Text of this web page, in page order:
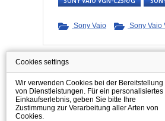
Sony Vaio Sony Vaio
Information
Über Shopping
Versand
Cookies settings
Wir verwenden Cookies bei der Bereitstellung
von Dienstleistungen. Für ein personalisiertes
Einkaufserlebnis, geben Sie bitte Ihre
Zustimmung zur Verarbeitung aller Arten von
Cookies.